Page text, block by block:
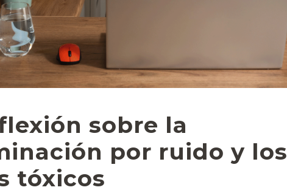
sobre la
por ruido y los
tóxicos